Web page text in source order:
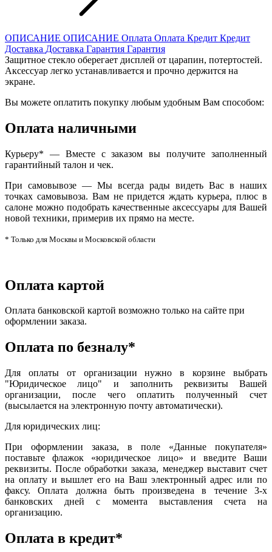
ОПИСАНИЕ ОПИСАНИЕ Оплата Оплата Кредит Кредит
Доставка Доставка Гарантия Гарантия
Защитное стекло оберегает дисплей от царапин, потертостей.
Аксессуар легко устанавливается и прочно держится на
экране.
Вы можете оплатить покупку любым удобным Вам способом:
Оплата наличными
Курьеру* — Вместе с заказом вы получите заполненный
гарантийный талон и чек.
При самовывозе — Мы всегда рады видеть Вас в наших
точках самовывоза. Вам не придется ждать курьера, плюс в
салоне можно подобрать качественные аксессуары для Вашей
новой техники, примерив их прямо на месте.
* Только для Москвы и Московской области
Оплата картой
Оплата банковской картой возможно только на сайте при
оформлении заказа.
Оплата по безналу*
Для оплаты от организации нужно в корзине выбрать
"Юридическое лицо" и заполнить реквизиты Вашей
организации, после чего оплатить полученный счет
(высылается на электронную почту автоматически).
Для юридических лиц:
При оформлении заказа, в поле «Данные покупателя»
поставьте флажок «юридическое лицо» и введите Ваши
реквизиты. После обработки заказа, менеджер выставит счет
на оплату и вышлет его на Ваш электронный адрес или по
факсу. Оплата должна быть произведена в течение 3-х
банковских дней с момента выставления счета на
организацию.
Оплата в кредит*